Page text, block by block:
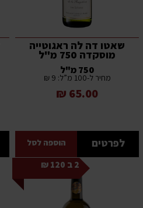
שאטו דה לה ראגוטייה
מוסקדה 750 מ"ל
750 מ"ל
מחיר ל-100 מ”ל: 9 ₪
65.00 ₪
לפרטים הוספה לסל
2 ב 120 ₪